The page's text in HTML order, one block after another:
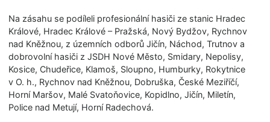
Na zásahu se podíleli profesionální hasiči ze stanic Hradec
Králové, Hradec Králové – Pražská, Nový Bydžov, Rychnov
nad Kněžnou, z územních odborů Jičín, Náchod, Trutnov a
dobrovolní hasiči z JSDH Nové Město, Smidary, Nepolisy,
Kosice, Chudeřice, Klamoš, Sloupno, Humburky, Rokytnice
v O. h., Rychnov nad Kněžnou, Dobruška, České Meziříčí,
Horní Maršov, Malé Svatoňovice, Kopidlno, Jičín, Miletín,
Police nad Metují, Horní Radechová.